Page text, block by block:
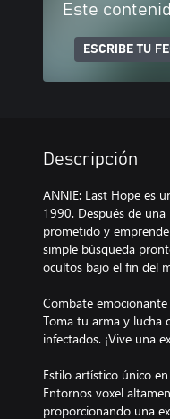
Este
ESCRIBE TU
Descripción
ANNIE: Last Hope es
1990. Después de
prometido y
simple búsqueda
ocultos bajo el fin del
Combate
Toma tu arma y lucha
infectados. ¡Vive una
Estilo artístico único
Entornos voxel
proporcionando una